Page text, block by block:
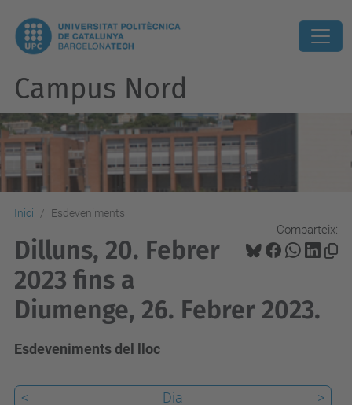
Campus Nord
Inici Esdeveniments
Comparteix:
Dilluns, 20. Febrer
2023 fins a
Diumenge, 26. Febrer 2023.
Esdeveniments del lloc
< Dia
>